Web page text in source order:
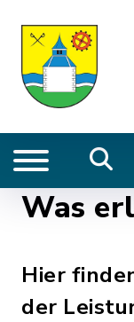
Was
Hier
der